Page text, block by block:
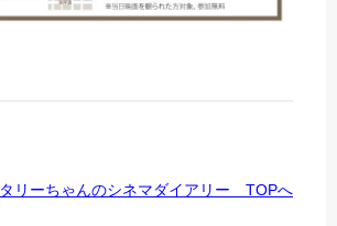
タリーちゃんのシネマダイアリー TOPへ